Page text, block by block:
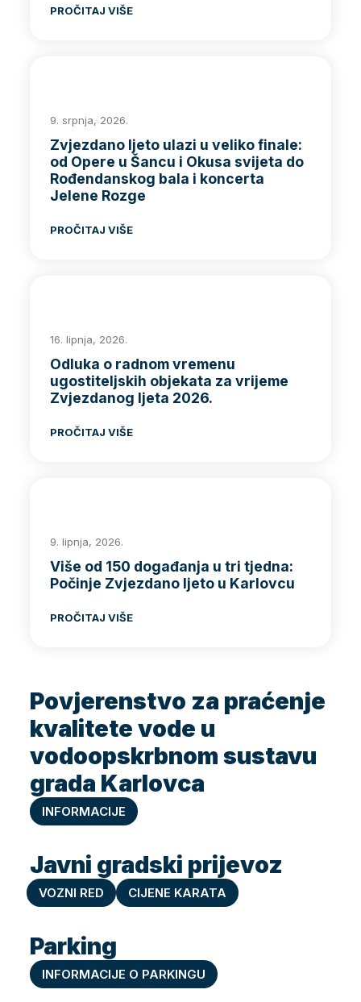
PROČITAJ VIŠE
9. srpnja, 2026.
Zvjezdano ljeto ulazi u veliko finale:
od Opere u Šancu i Okusa svijeta do
Rođendanskog bala i koncerta
Jelene Rozge
PROČITAJ VIŠE
16. lipnja, 2026.
Odluka o radnom vremenu
ugostiteljskih objekata za vrijeme
Zvjezdanog ljeta 2026.
PROČITAJ VIŠE
9. lipnja, 2026.
Više od 150 događanja u tri tjedna:
Počinje Zvjezdano ljeto u Karlovcu
PROČITAJ VIŠE
Povjerenstvo za praćenje
kvalitete vode u
vodoopskrbnom sustavu
grada Karlovca
INFORMACIJE
Javni gradski prijevoz
VOZNI RED CIJENE KARATA
Parking
INFORMACIJE O PARKINGU